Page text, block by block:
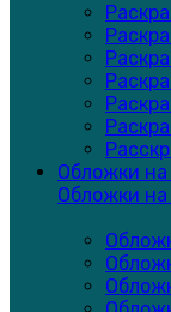
Обложки
Обложки